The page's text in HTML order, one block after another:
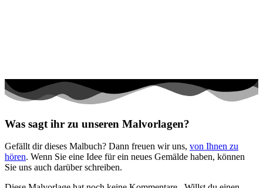
Musik und Musikinstrumente
Sommer und Feiertage
Sport
Teddys und Pferde
Was sagt ihr zu unseren Malvorlagen?
Gefällt dir dieses Malbuch? Dann freuen wir uns, von Ihnen zu
hören. Wenn Sie eine Idee für ein neues Gemälde haben, können
Sie uns auch darüber schreiben.